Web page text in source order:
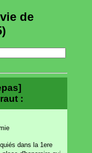
de
:
dans la 1ere